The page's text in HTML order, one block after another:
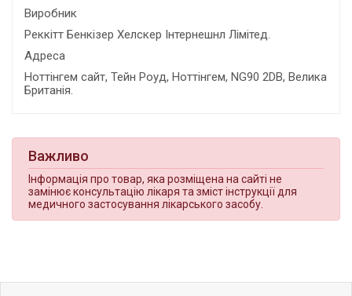
Виробник
Реккітт Бенкізер Хелскер Інтернешнл Лімітед.
Адреса
Ноттінгем сайт, Тейн Роуд, Ноттінгем, NG90 2DB, Велика
Британія.
Важливо
Інформація про товар, яка розміщена на сайті не
замінює консультацію лікаря та зміст інструкції для
медичного застосування лікарського засобу.